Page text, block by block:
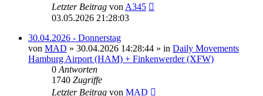
Letzter Beitrag von A345
03.05.2026 21:28:03
30.04.2026 - Donnerstag
von MAD » 30.04.2026 14:28:44 » in Daily Movements
Hamburg Airport (HAM) + Finkenwerder (XFW)
0 Antworten
1740 Zugriffe
Letzter Beitrag von MAD